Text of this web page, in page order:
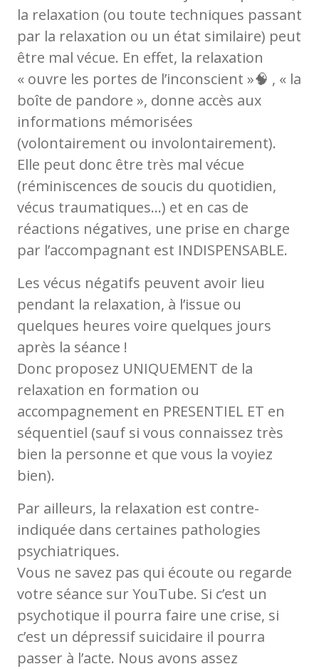
la relaxation (ou toute techniques passant
par la relaxation ou un état similaire) peut
être mal vécue. En effet, la relaxation
« ouvre les portes de l’inconscient »🧠 , « la
boîte de pandore », donne accès aux
informations mémorisées
(volontairement ou involontairement).
Elle peut donc être très mal vécue
(réminiscences de soucis du quotidien,
vécus traumatiques…) et en cas de
réactions négatives, une prise en charge
par l’accompagnant est INDISPENSABLE.
Les vécus négatifs peuvent avoir lieu
pendant la relaxation, à l’issue ou
quelques heures voire quelques jours
après la séance !
Donc proposez UNIQUEMENT de la
relaxation en formation ou
accompagnement en PRESENTIEL ET en
séquentiel (sauf si vous connaissez très
bien la personne et que vous la voyiez
bien).
Par ailleurs, la relaxation est contre-
indiquée dans certaines pathologies
psychiatriques.
Vous ne savez pas qui écoute ou regarde
votre séance sur YouTube. Si c’est un
psychotique il pourra faire une crise, si
c’est un dépressif suicidaire il pourra
passer à l’acte. Nous avons assez